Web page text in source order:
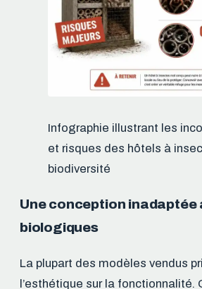
Infographie illustrant les
et risques des hôtels à
biodiversité
Une conception inadaptée
biologiques
La plupart des modèles vendus
l’esthétique sur la fonctionnalité.